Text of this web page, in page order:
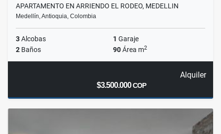
APARTAMENTO EN ARRIENDO EL RODEO, MEDELLIN
Medellín, Antioquia, Colombia
3Alcobas 1 Garaje
2 Baños 90Área m2
Alquiler
$3.500.000COP